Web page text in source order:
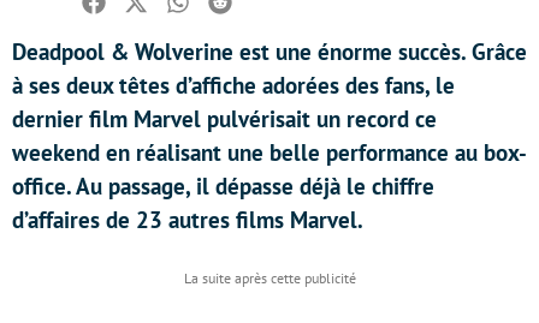
Facebook
TwitterWhatsapp
Reddit
Deadpool & Wolverine est une énorme succès. Grâce
à ses deux têtes d’affiche adorées des fans, le
dernier film Marvel pulvérisait un record ce
weekend en réalisant une belle performance au box-
office. Au passage, il dépasse déjà le chiffre
d’affaires de 23 autres films Marvel.